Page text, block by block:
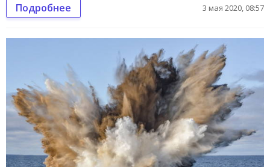
Подробнее 3 мая 2020, 08:57